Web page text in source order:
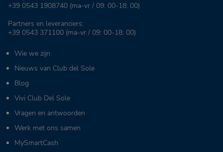
+39 0543 1908740 (ma-vr / 09: 00-18: 00)
Partners en leveranciers:
+39 0543 371100 (ma-vr / 09: 00-18: 00)
Wie we zijn
Nieuws van Club del Sole
Blog
Vivi Club Del Sole
Vragen en antwoorden
Werk met ons samen
MySmartCash